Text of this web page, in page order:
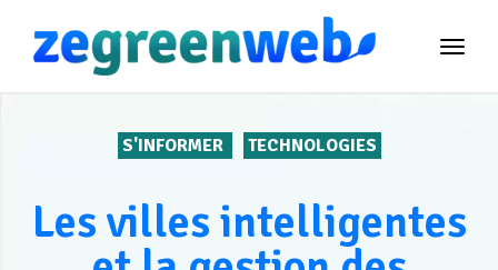
S'INFORMER TECHNOLOGIES
Les villes intelligentes